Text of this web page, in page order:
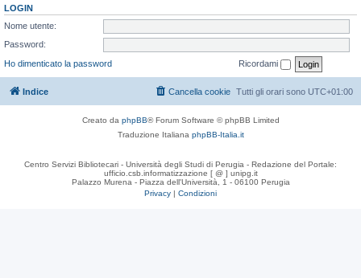
LOGIN
Nome utente:
Password:
Ho dimenticato la password
Ricordami
Indice Tutti gli orari sono UTC+01:00
Cancella cookie
Creato da phpBB® Forum Software © phpBB Limited
Traduzione Italiana phpBB-Italia.it
Centro Servizi Bibliotecari - Università degli Studi di Perugia - Redazione del Portale:
ufficio.csb.informatizzazione [ @ ] unipg.it
Palazzo Murena - Piazza dell'Università, 1 - 06100 Perugia
Privacy | Condizioni